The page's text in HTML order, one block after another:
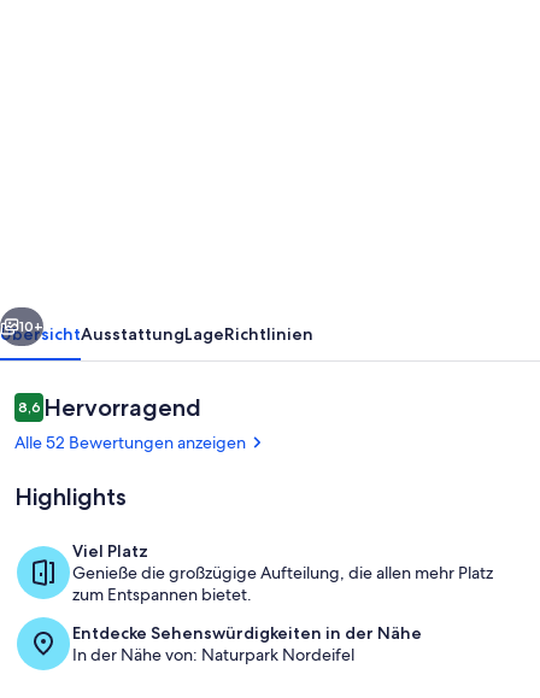
Innenbereich
Weiter
10+
ÜbersichtAusstattungLageRichtlinien
Bewertungen
8,68,6 von 10.
Hervorragend
Alle 52 Bewertungen anzeigen
Highlights
Viel Platz
Genieße die großzügige Aufteilung, die allen mehr Platz
zum Entspannen bietet.
Entdecke Sehenswürdigkeiten in der Nähe
In der Nähe von: Naturpark Nordeifel